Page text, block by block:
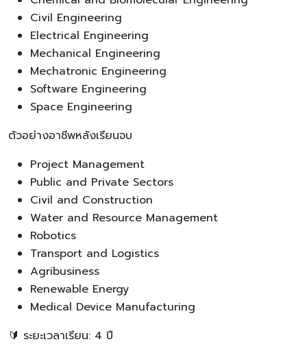
Civil Engineering
Electrical Engineering
Mechanical Engineering
Mechatronic Engineering
Software Engineering
Space Engineering
ตัวอย่างอาชีพหลังเรียนจบ
Project Management
Public and Private Sectors
Civil and Construction
Water and Resource Management
Robotics
Transport and Logistics
Agribusiness
Renewable Energy
Medical Device Manufacturing
🔰 ระยะเวลาเรียน: 4 ปี